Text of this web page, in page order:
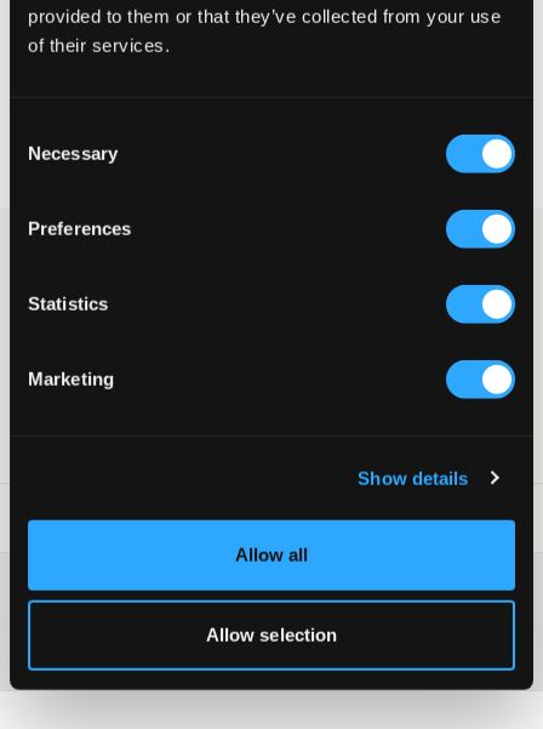
provided to them or that they’ve collected from your use
of their services.
Selection
Necessary
Preferences
Statistics
Marketing
Show details
Allow all
Allow selection
VELG EN STØRRELSE
Fri frakt over 999 kr
Blomstrete kjole fra Instinct. Øverst er det volang, og i midjen er
Kjole
Normal passform
Vaskeråd:
Washing advice